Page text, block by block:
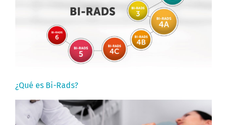
¿Qué es Bi-Rads?